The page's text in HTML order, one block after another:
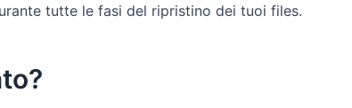
tutte le fasi del ripristino dei tuoi files.